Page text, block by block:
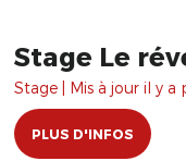
Stage Le
Stage | Mis à jour il y a
PLUS D'INFOS